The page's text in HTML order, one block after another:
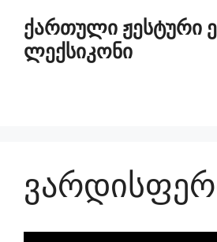
ქართული ჟესტური
ლექსიკონი